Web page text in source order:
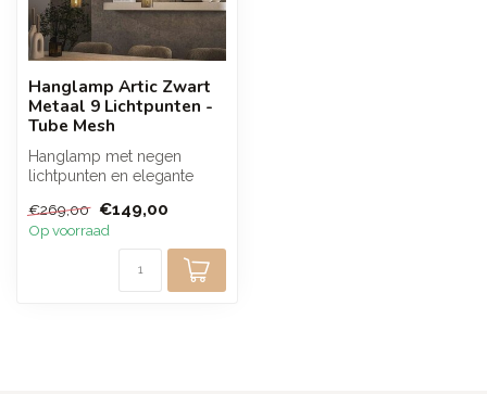
Hanglamp Artic Zwart
Metaal 9 Lichtpunten -
Tube Mesh
Hanglamp met negen
lichtpunten en elegante
metaal. De...
€269,00 €149,00
Op voorraad